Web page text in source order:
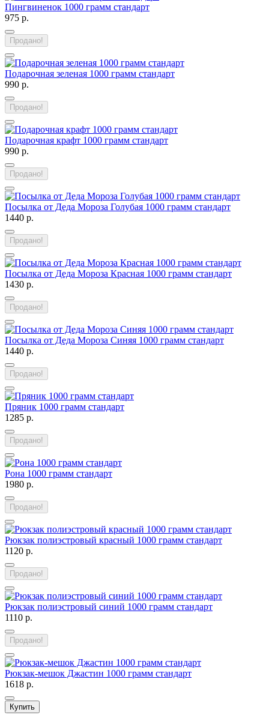
Пингвиненок 1000 грамм стандарт
975 р.
Продано!
Подарочная зеленая 1000 грамм стандарт
990 р.
Продано!
Подарочная крафт 1000 грамм стандарт
990 р.
Продано!
Посылка от Деда Мороза Голубая 1000 грамм стандарт
1440 р.
Продано!
Посылка от Деда Мороза Красная 1000 грамм стандарт
1430 р.
Продано!
Посылка от Деда Мороза Синяя 1000 грамм стандарт
1440 р.
Продано!
Пряник 1000 грамм стандарт
1285 р.
Продано!
Рона 1000 грамм стандарт
1980 р.
Продано!
Рюкзак полиэстровый красный 1000 грамм стандарт
1120 р.
Продано!
Рюкзак полиэстровый синий 1000 грамм стандарт
1110 р.
Продано!
Рюкзак-мешок Джастин 1000 грамм стандарт
1618 р.
Купить